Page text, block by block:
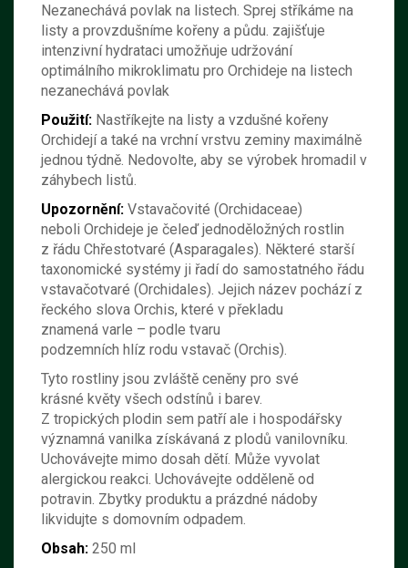
Nezanechává povlak na listech. Sprej stříkáme na
listy a provzdušníme kořeny a půdu. zajišťuje
intenzivní hydrataci umožňuje udržování
optimálního mikroklimatu pro Orchideje na listech
nezanechává povlak
Použití: Nastříkejte na listy a vzdušné kořeny
Orchidejí a také na vrchní vrstvu zeminy maximálně
jednou týdně. Nedovolte, aby se výrobek hromadil v
záhybech listů.
Upozornění: Vstavačovité (Orchidaceae)
neboli Orchideje je čeleď jednoděložných rostlin
z řádu Chřestotvaré (Asparagales). Některé starší
taxonomické systémy ji řadí do samostatného řádu
vstavačotvaré (Orchidales). Jejich název pochází z
řeckého slova Orchis, které v překladu
znamená varle – podle tvaru
podzemních hlíz rodu vstavač (Orchis).
Tyto rostliny jsou zvláště ceněny pro své
krásné květy všech odstínů i barev.
Z tropických plodin sem patří ale i hospodářsky
významná vanilka získávaná z plodů vanilovníku.
Uchovávejte mimo dosah dětí. Může vyvolat
alergickou reakci. Uchovávejte odděleně od
potravin. Zbytky produktu a prázdné nádoby
likvidujte s domovním odpadem.
Obsah: 250 ml